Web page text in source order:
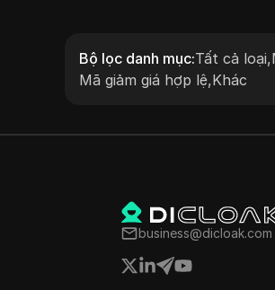
Bộ lọc danh mục:Tất cả loại,
Mã giảm giá hợp lệ,Khác
business@dicloak.com